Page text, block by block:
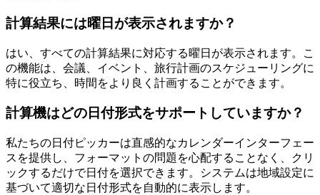
計算結果には曜日が表示されますか？
はい、すべての計算結果に対応する曜日が表示されます。こ
の機能は、会議、イベント、旅行計画のスケジューリングに
特に役立ち、時間をより良く計画することができます。
計算機はどの日付形式をサポートしていますか？
私たちの日付ピッカーは直感的なカレンダーインターフェー
スを提供し、フォーマットの問題を心配することなく、クリ
ックするだけで日付を選択できます。システムは地域設定に
基づいて適切な日付形式を自動的に表示します。